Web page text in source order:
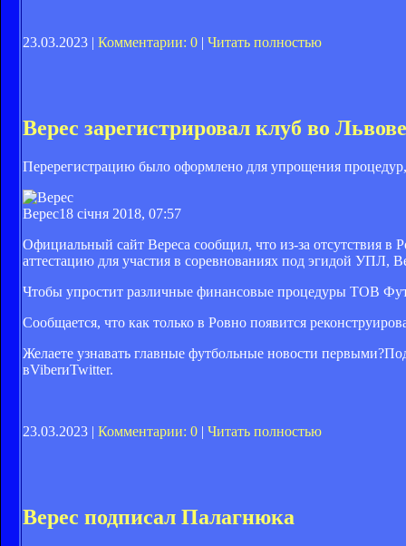
23.03.2023 | Комментарии: 0 | Читать полностью
Верес зарегистрировал клуб во
Перерегистрацию было оформлено для упрощения
Верес18 січня 2018, 07:57
Официальный сайт Вереса сообщил, что из-за отсутствия в
аттестацию для участия в соревнованиях под эгидой УПЛ,
Чтобы упростит различные финансовые процедуры ТОВ
Сообщается, что как только в Ровно появится
Желаете узнавать главные футбольные новости
вViberиTwitter.
23.03.2023 | Комментарии: 0 | Читать полностью
Верес подписал Палагнюка